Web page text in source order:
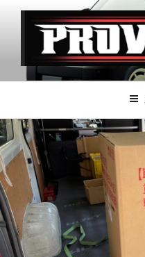
キ
ッ
プ
PROVILE